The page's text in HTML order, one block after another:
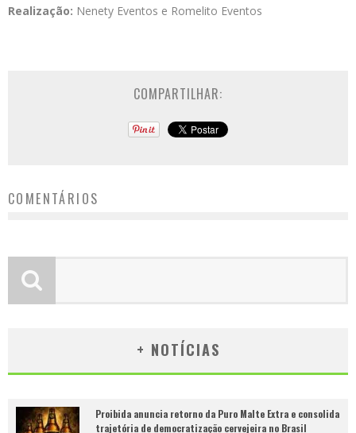
Realização: Nenety Eventos e Romelito Eventos
COMPARTILHAR:
COMENTÁRIOS
+ NOTÍCIAS
Proibida anuncia retorno da Puro Malte Extra e consolida
trajetória de democratização cervejeira no Brasil